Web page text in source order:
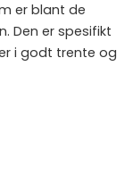
er blant de
Den er spesifikt
i godt trente og